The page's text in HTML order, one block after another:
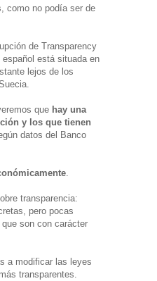
como no podía ser de
de Transparency
español está situada en
lejos de los
que hay una
y los que tienen
datos del Banco
.
transparencia:
pero pocas
son con carácter
a modificar las leyes
transparentes.